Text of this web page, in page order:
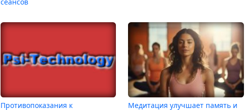
Противопоказания к
Медитация улучшает память и